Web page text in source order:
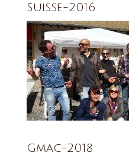
salons
Suisse-2016
Gmac-2018